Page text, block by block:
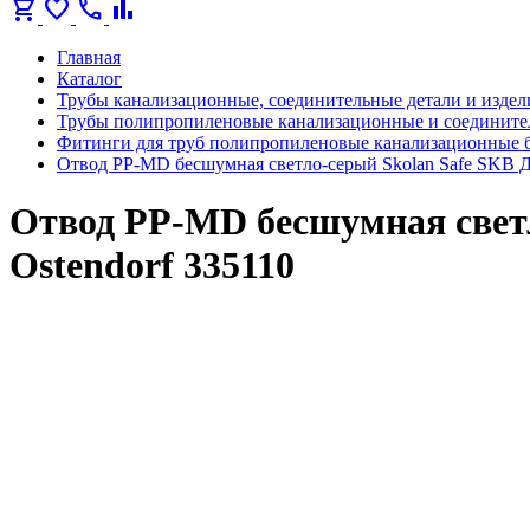
shopping_cart favorite call bar_chart
Главная
Каталог
Трубы канализационные, соединительные детали и
Трубы полипропиленовые канализационные и
Фитинги для труб полипропиленовые канализационные
Отвод PP-MD бесшумная светло-серый Skolan Safe SKB
Отвод PP-MD бесшумная
Ostendorf 335110